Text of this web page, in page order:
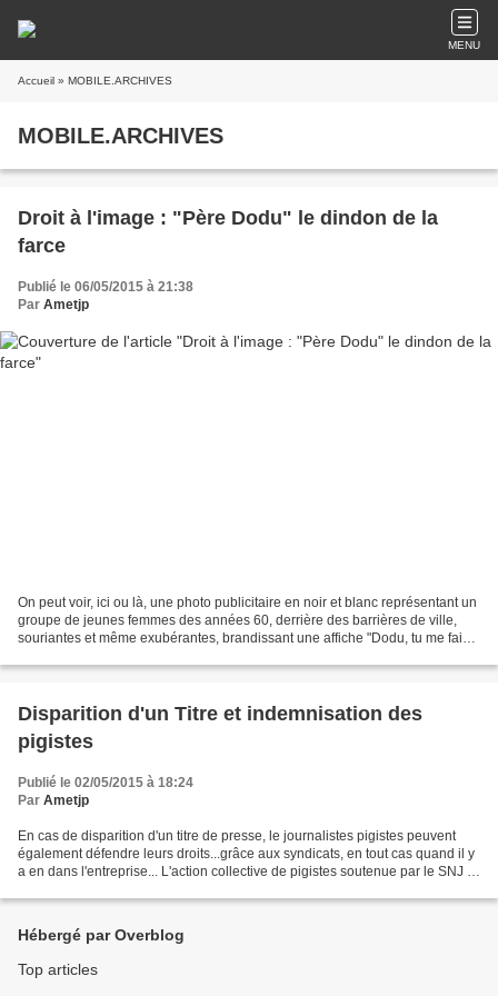
MENU
Accueil » MOBILE.ARCHIVES
MOBILE.ARCHIVES
Droit à l'image : "Père Dodu" le dindon de la
farce
Publié le 06/05/2015 à 21:38
Par Ametjp
On peut voir, ici ou là, une photo publicitaire en noir et blanc représentant un
groupe de jeunes femmes des années 60, derrière des barrières de ville,
souriantes et même exubérantes, brandissant une affiche "Dodu, tu me fais
Disparition d'un Titre et indemnisation des
pigistes
Publié le 02/05/2015 à 18:24
Par Ametjp
En cas de disparition d'un titre de presse, le journalistes pigistes peuvent
également défendre leurs droits...grâce aux syndicats, en tout cas quand il y
a en dans l'entreprise... L'action collective de pigistes soutenue par le SNJ et
Hébergé par Overblog
Top articles